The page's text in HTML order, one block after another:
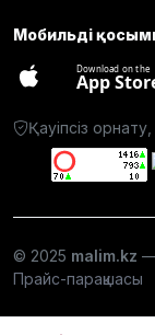
Мобильді
Download on the
App
Қауіпсіз
© 2025 malim.kz —
Прайс-парақшасы